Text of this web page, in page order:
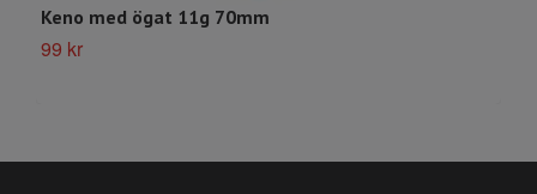
Keno med ögat 11g 70mm
99 kr